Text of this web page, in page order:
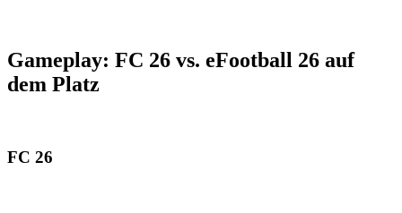
Gameplay: FC 26 vs. eFootball 26 auf
dem Platz
FC 26